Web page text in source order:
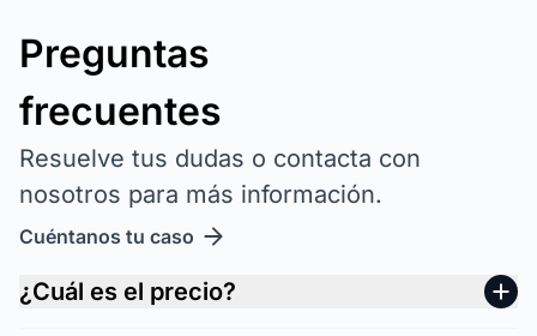
Preguntas
frecuentes
Resuelve tus dudas o contacta con
nosotros para más información.
Cuéntanos tu caso
¿Cuál es el precio?